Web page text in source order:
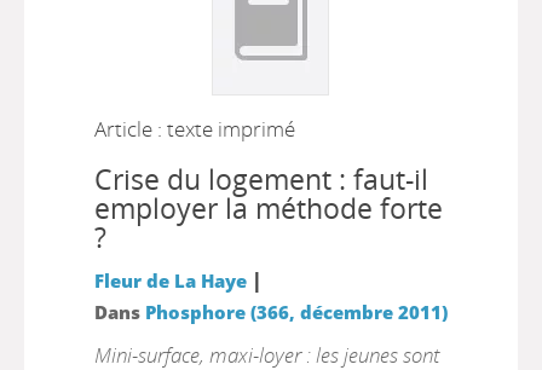
Article : texte imprimé
Crise du logement : faut-il
employer la méthode forte
?
Fleur de La Haye |
Dans Phosphore (366, décembre 2011)
Mini-surface, maxi-loyer : les jeunes sont